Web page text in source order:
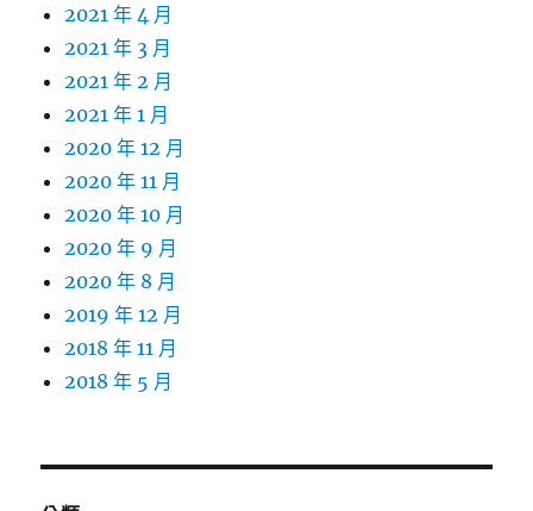
2021 年 4 月
2021 年 3 月
2021 年 2 月
2021 年 1 月
2020 年 12 月
2020 年 11 月
2020 年 10 月
2020 年 9 月
2020 年 8 月
2019 年 12 月
2018 年 11 月
2018 年 5 月